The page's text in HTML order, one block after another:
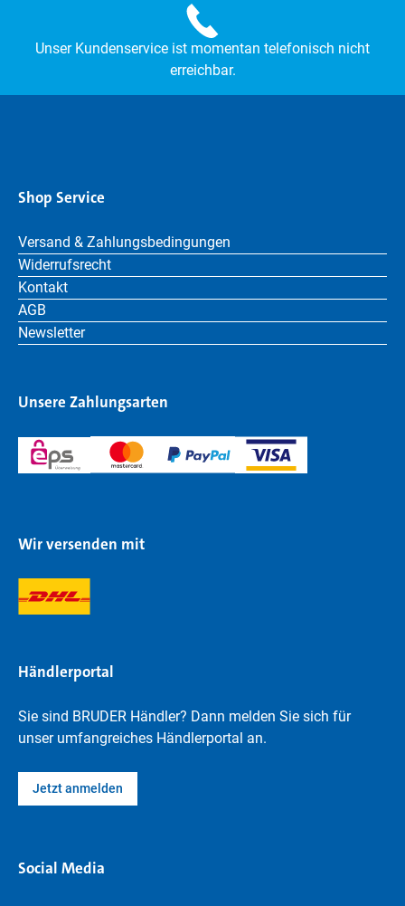
Unser Kundenservice ist momentan telefonisch nicht
erreichbar.
Shop Service
Versand & Zahlungsbedingungen
Widerrufsrecht
Kontakt
AGB
Newsletter
Unsere Zahlungsarten
Wir versenden mit
Händlerportal
Sie sind BRUDER Händler? Dann melden Sie sich für
unser umfangreiches Händlerportal an.
Jetzt anmelden
Social Media